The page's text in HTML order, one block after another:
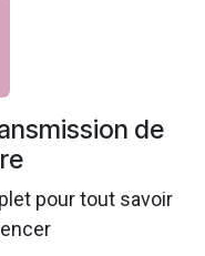
de
pour tout savoir